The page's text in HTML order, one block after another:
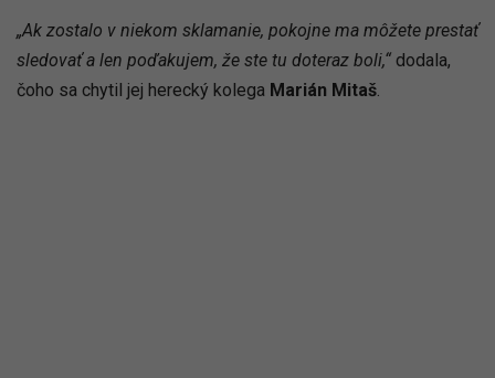
„Ak zostalo v niekom sklamanie, pokojne ma môžete prestať
sledovať a len poďakujem, že ste tu doteraz boli,“ dodala,
čoho sa chytil jej herecký kolega Marián Mitaš